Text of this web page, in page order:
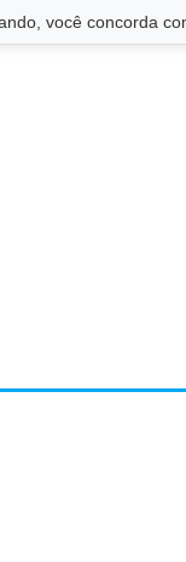
você concorda